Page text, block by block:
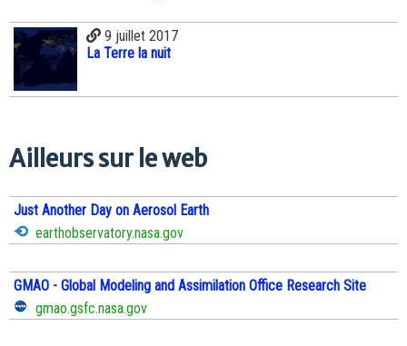
9 juillet 2017
La Terre la nuit
Ailleurs sur le web
Just Another Day on Aerosol Earth
earthobservatory.nasa.gov
GMAO - Global Modeling and Assimilation Office Research Site
gmao.gsfc.nasa.gov